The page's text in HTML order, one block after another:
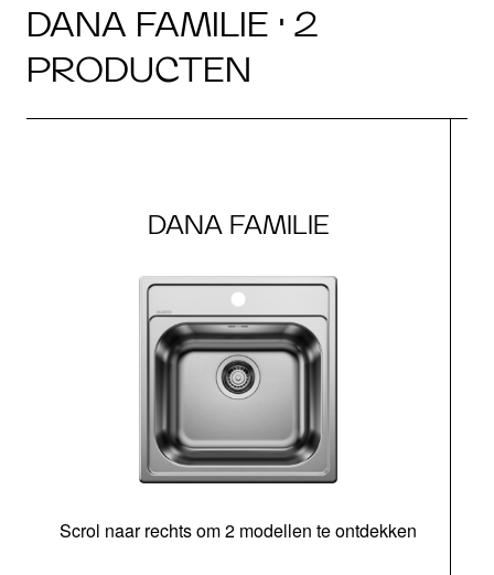
DANA FAMILIE · 2
PRODUCTEN
DANA FAMILIE
Scrol naar rechts om 2 modellen te ontdekken